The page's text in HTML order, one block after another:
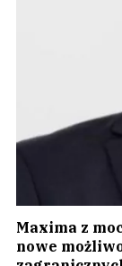
Maxima z
nowe